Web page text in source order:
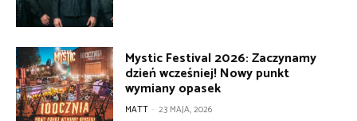
Mystic Festival 2026: Zaczynamy
dzień wcześniej! Nowy punkt
wymiany opasek
MATT - 23 MAJA, 2026